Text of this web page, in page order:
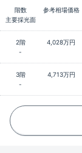
階数 参考相場価格
主要採光面
2階 4,028万円
-
3階 4,713万円
-